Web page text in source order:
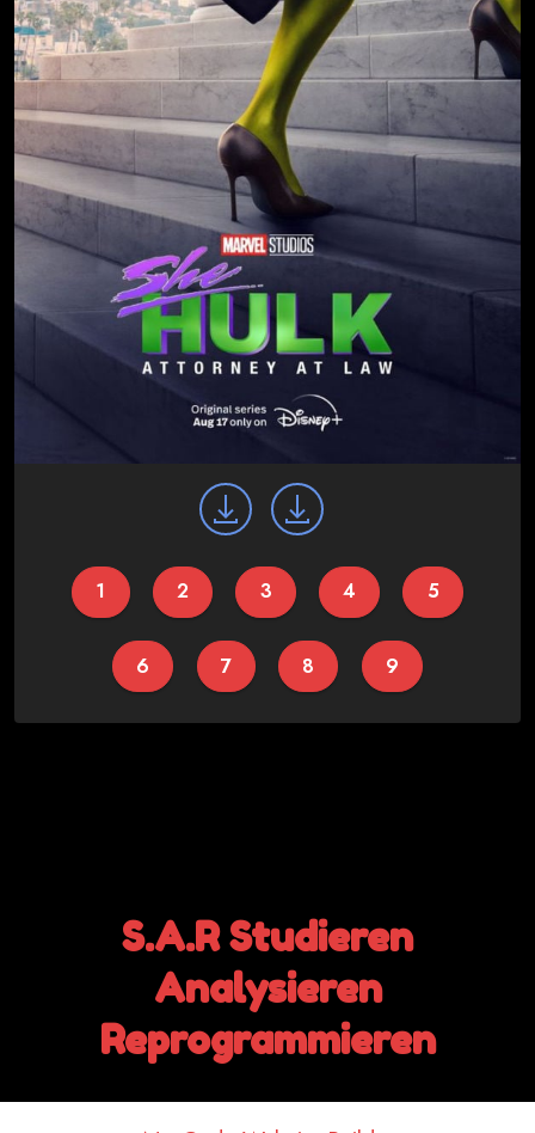
1 2 3 4 5
6 7 8 9
S.A.R Studieren
Analysieren
Reprogrammieren